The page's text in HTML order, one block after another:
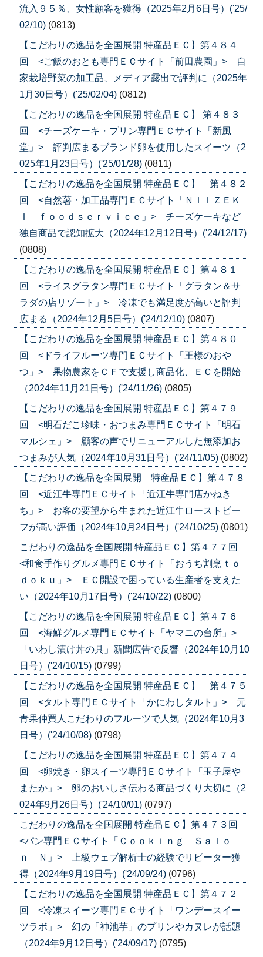
流入９５％、女性顧客を獲得（2025年2月6日号）('25/
02/10) (0813)
【こだわりの逸品を全国展開 特産品ＥＣ】第４８４
回 <ご飯のおとも専門ＥＣサイト「前田農園」> 自
家栽培野菜の加工品、メディア露出で評判に（2025年
1月30日号）('25/02/04) (0812)
【こだわりの逸品を全国展開 特産品ＥＣ】 第４８３
回 <チーズケーキ・プリン専門ＥＣサイト「新風
堂」> 評判広まるブランド卵を使用したスイーツ（2
025年1月23日号）('25/01/28) (0811)
【こだわりの逸品を全国展開 特産品ＥＣ】 第４８２
回 <自然薯・加工品専門ＥＣサイト「ＮＩＩＺＥＫ
Ｉ ｆｏｏｄｓｅｒｖｉｃｅ」> チーズケーキなど
独自商品で認知拡大（2024年12月12日号）('24/12/17)
(0808)
【こだわりの逸品を全国展開 特産品ＥＣ】第４８１
回 <ライスグラタン専門ＥＣサイト「グラタン＆サ
ラダの店リゾート」> 冷凍でも満足度が高いと評判
広まる（2024年12月5日号）('24/12/10) (0807)
【こだわりの逸品を全国展開 特産品ＥＣ】第４８０
回 <ドライフルーツ専門ＥＣサイト「王様のおや
つ」> 果物農家をＣＦで支援し商品化、ＥＣを開始
（2024年11月21日号）('24/11/26) (0805)
【こだわりの逸品を全国展開 特産品ＥＣ】第４７９
回 <明石だこ珍味・おつまみ専門ＥＣサイト「明石
マルシェ」> 顧客の声でリニューアルした無添加お
つまみが人気（2024年10月31日号）('24/11/05) (0802)
【こだわりの逸品を全国展開 特産品ＥＣ】第４７８
回 <近江牛専門ＥＣサイト「近江牛専門店かねき
ち」> お客の要望から生まれた近江牛ローストビー
フが高い評価（2024年10月24日号）('24/10/25) (0801)
こだわりの逸品を全国展開 特産品ＥＣ】第４７７回
<和食手作りグルメ専門ＥＣサイト「おうち割烹ｔｏ
ｄｏｋｕ」> ＥＣ開設で困っている生産者を支えた
い（2024年10月17日号）('24/10/22) (0800)
【こだわりの逸品を全国展開 特産品ＥＣ】第４７６
回 <海鮮グルメ専門ＥＣサイト「ヤマニの台所」>
「いわし漬け丼の具」新聞広告で反響（2024年10月10
日号）('24/10/15) (0799)
【こだわりの逸品を全国展開 特産品ＥＣ】 第４７５
回 <タルト専門ＥＣサイト「かにわしタルト」> 元
青果仲買人こだわりのフルーツで人気（2024年10月3
日号）('24/10/08) (0798)
【こだわりの逸品を全国展開 特産品ＥＣ】第４７４
回 <卵焼き・卵スイーツ専門ＥＣサイト「玉子屋や
またか」> 卵のおいしさ伝わる商品づくり大切に（2
024年9月26日号）('24/10/01) (0797)
こだわりの逸品を全国展開 特産品ＥＣ】第４７３回
<パン専門ＥＣサイト「Ｃｏｏｋｉｎｇ Ｓａｌｏ
ｎ Ｎ」> 上級ウェブ解析士の経験でリピーター獲
得（2024年9月19日号）('24/09/24) (0796)
【こだわりの逸品を全国展開 特産品ＥＣ】第４７２
回 <冷凍スイーツ専門ＥＣサイト「ワンデースイー
ツラボ」> 幻の「神池芋」のプリンやカヌレが話題
（2024年9月12日号）('24/09/17) (0795)